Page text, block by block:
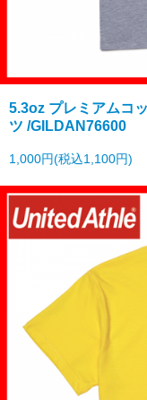
5.3oz プレミアムコ
ツ /GILDAN76600
1,000円(税込1,100円)